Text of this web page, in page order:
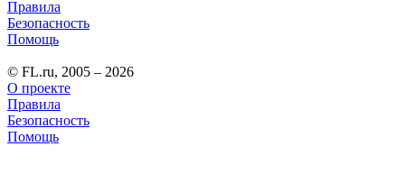
Правила
Безопасность
Помощь
© FL.ru, 2005 – 2026
О проекте
Правила
Безопасность
Помощь